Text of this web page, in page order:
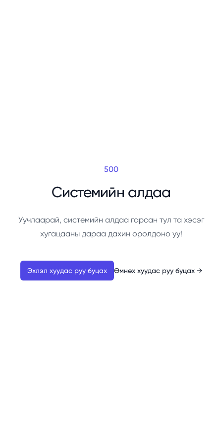
500
Системийн алдаа
Уучлаарай, системийн алдаа гарсан тул та хэсэг
хугацааны дараа дахин оролдоно уу!
Эхлэл хуудас руу буцах Өмнөх хуудас руу буцах →